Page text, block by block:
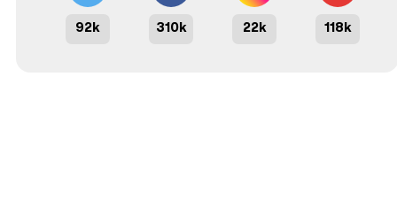
92k 310k 22k 118k